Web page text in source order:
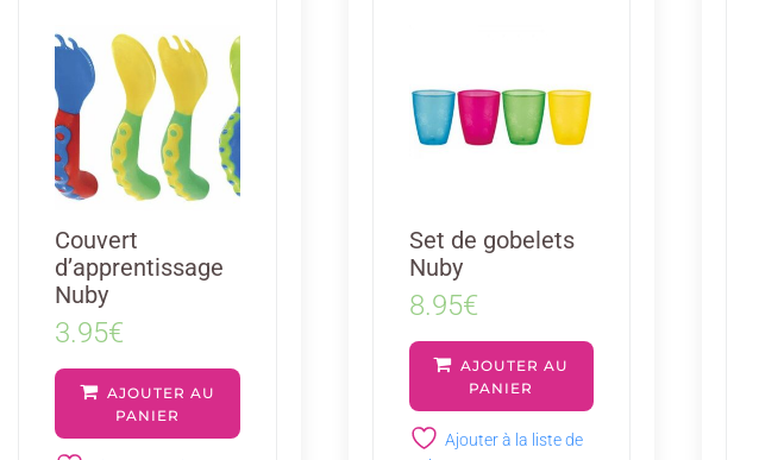
Couvert
d’apprentissage
Nuby
3.95€
AJOUTER AU
PANIER
Set de gobelets
Nuby
8.95€
AJOUTER AU
PANIER
Ajouter à la liste de